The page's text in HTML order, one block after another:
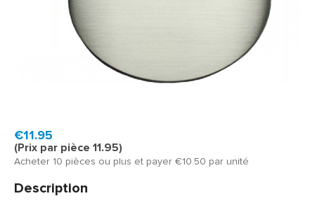
Livraison rapide, en 1 à 2 jours ouvrés
€11.95
(Prix par pièce 11.95)
Acheter 10 pièces ou plus et payer €10.50 par unité
Description